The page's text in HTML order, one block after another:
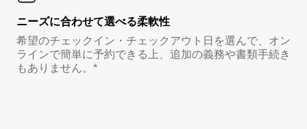
ニーズに合わせて選べる柔軟性
希望のチェックイン・チェックアウト日を選んで、オン
ラインで簡単に予約できる上、追加の義務や書類手続き
もありません。*